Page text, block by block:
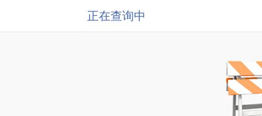
正在查询中